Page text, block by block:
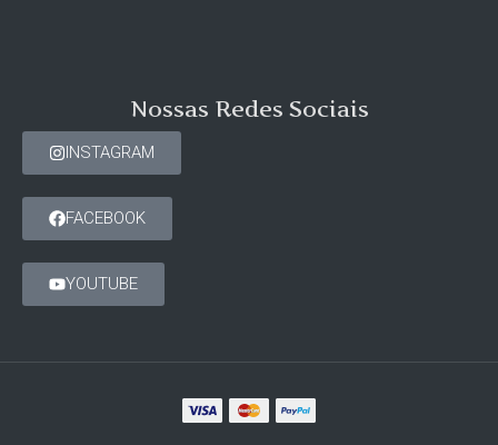
Nossas Redes Sociais
INSTAGRAM
FACEBOOK
YOUTUBE